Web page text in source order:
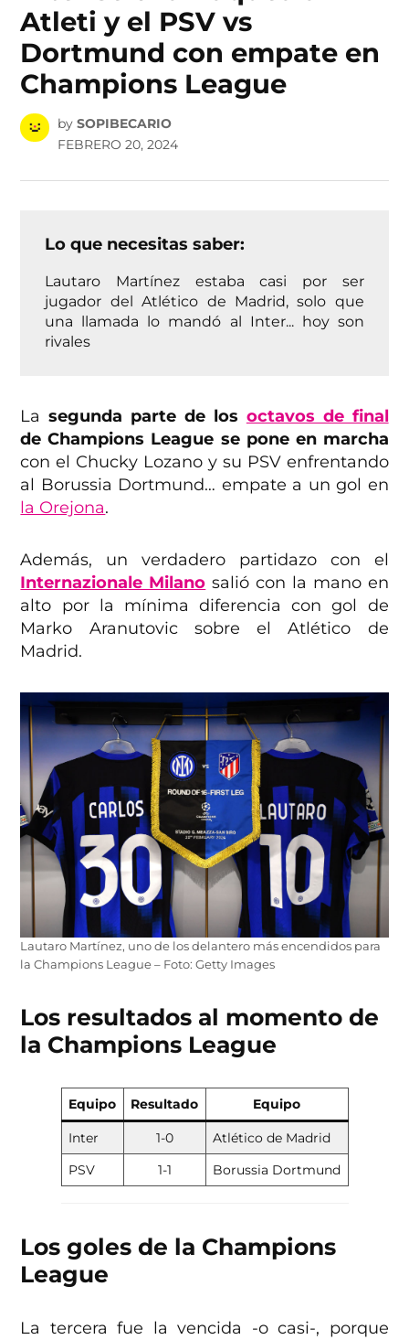
Atleti y el PSV vs
Dortmund con empate en
Champions League
by SOPIBECARIO
FEBRERO 20, 2024
Lo que necesitas saber:
Lautaro Martínez estaba casi por ser
jugador del Atlético de Madrid, solo que
una llamada lo mandó al Inter... hoy son
rivales
Lasegunda parte de los octavos de final
de Champions League se pone en marcha
con el Chucky Lozano y su PSV enfrentando
al Borussia Dortmund… empate a un gol en
la Orejona.
Además, un verdadero partidazo con el
Internazionale Milano salió con la mano en
alto por la mínima diferencia con gol de
Marko Aranutovic sobre el Atlético de
Madrid.
Lautaro Martínez, uno de los delantero más encendidos para
la Champions League – Foto: Getty Images
Los resultados al momento de
la Champions League
Equipo Resultado Equipo
Inter 1-0
Atlético de Madrid
PSV
1-1 Borussia Dortmund
Los goles de la Champions
League
La tercera fue la vencida -o casi-, porque